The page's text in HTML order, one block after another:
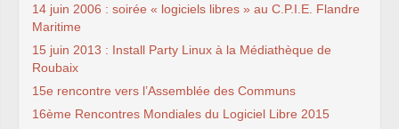
14 juin 2006 : soirée « logiciels libres » au C.P.I.E. Flandre
Maritime
15 juin 2013 : Install Party Linux à la Médiathèque de
Roubaix
15e rencontre vers l’Assemblée des Communs
16ème Rencontres Mondiales du Logiciel Libre 2015